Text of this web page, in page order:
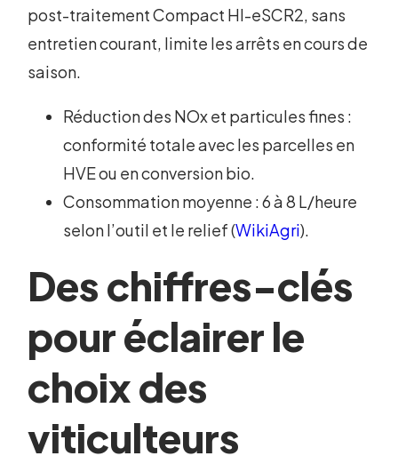
post-traitement Compact HI-eSCR2, sans
entretien courant, limite les arrêts en cours de
saison.
Réduction des NOx et particules fines :
conformité totale avec les parcelles en
HVE ou en conversion bio.
Consommation moyenne : 6 à 8 L/heure
selon l’outil et le relief (WikiAgri).
Des chiffres-clés
pour éclairer le
choix des
viticulteurs